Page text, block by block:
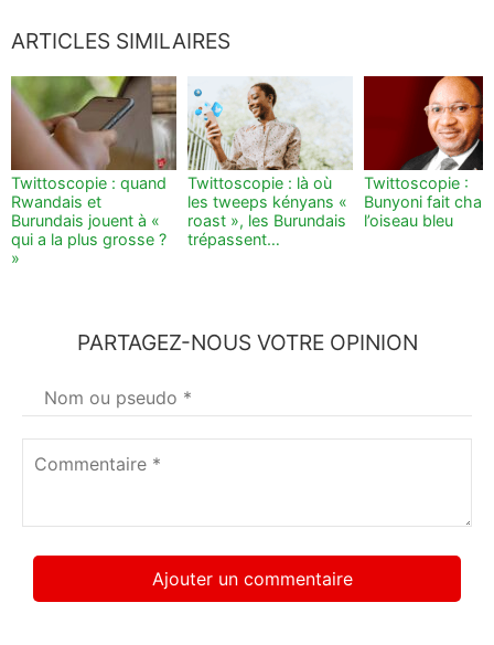
ARTICLES SIMILAIRES
Twittoscopie : quand
Rwandais et
Burundais jouent à «
qui a la plus grosse ?
»
Twittoscopie : là où
les tweeps kényans «
roast », les Burundais
trépassent…
Twittoscopie :
Bunyoni fait
l’oiseau bleu
PARTAGEZ-NOUS VOTRE OPINION
Votre
nom*